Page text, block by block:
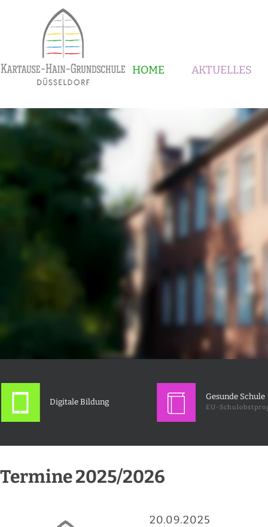
HOME AKTUELLES
Digitale Bildung
Gesunde Schule
EU-
Termine 2025/2026
20.09.2025